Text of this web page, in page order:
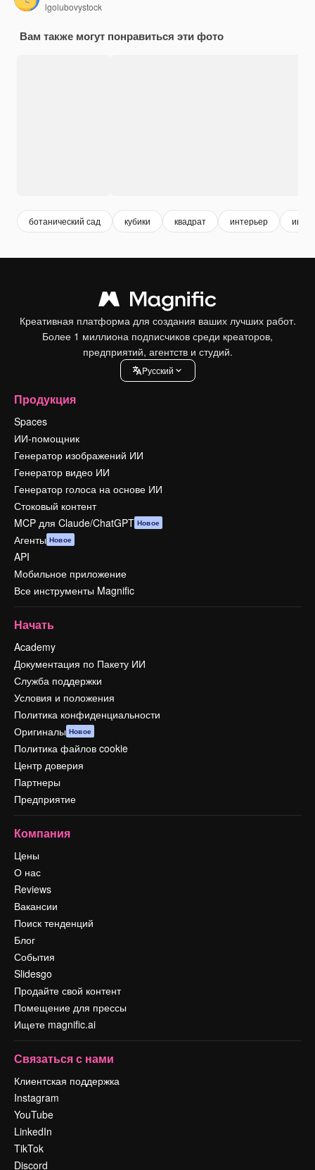
lgolubovystock
Вам также могут понравиться эти фото
ботанический сад кубики квадрат интерьер
Креативная платформа для создания ваших лучших работ.
Более 1 миллиона подписчиков среди креаторов,
предприятий, агентств и студий.
Pусский
Продукция
Spaces
ИИ-помощник
Генератор изображений ИИ
Генератор видео ИИ
Генератор голоса на основе ИИ
Стоковый контент
MCP для Claude/ChatGPT Новое
Агенты Новое
API
Мобильное приложение
Все инструменты Magnific
Начать
Academy
Документация по Пакету ИИ
Служба поддержки
Условия и положения
Политика конфиденциальности
Оригиналы Новое
Политика файлов cookie
Центр доверия
Партнеры
Предприятие
Компания
Цены
О нас
Reviews
Вакансии
Поиск тенденций
Блог
События
Slidesgo
Продайте свой контент
Помещение для прессы
Ищете magnific.ai
Связаться с нами
Клиентская поддержка
Instagram
YouTube
LinkedIn
TikTok
Discord